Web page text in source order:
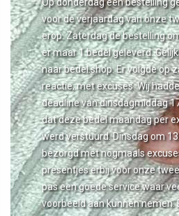
Op donderdag een bestelling
voor de verjaardag van onze
erop. Zaterdag de bestelling
er maar 1 bedel geleverd.
naar bedel.shop. Er volgde op
reactie, met excuses. Wij
deadline van dinsdagmiddag
dat deze bedel maandag per
werd verstuurd. Dinsdag om
bezorgd met nogmaals
presentjes erbij voor onze
pas een goede service waar
voorbeeld aan kunnen nemen.